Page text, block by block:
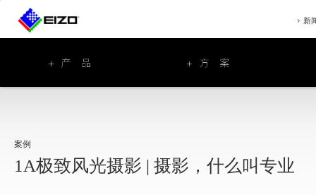
新
案例
1A极致风光摄影 | 摄影，什么叫专业